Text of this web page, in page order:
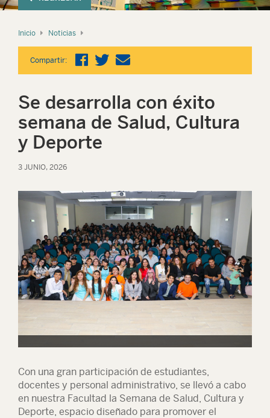
Inicio Noticias
Compartir:
Se desarrolla con éxito
semana de Salud, Cultura
y Deporte
3 JUNIO, 2026
Con una gran participación de estudiantes,
docentes y personal administrativo, se llevó a cabo
en nuestra Facultad la Semana de Salud, Cultura y
Deporte, espacio diseñado para promover el